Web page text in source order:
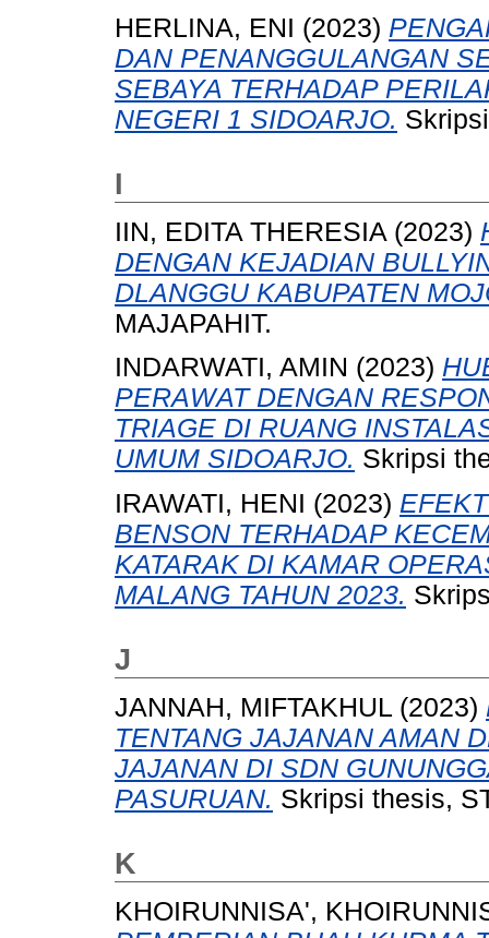
HERLINA, ENI (2023)
DAN PENANGGULANGAN
SEBAYA TERHADAP
NEGERI 1 SIDOARJO.
I
IIN, EDITA THERESIA (2023)
DENGAN KEJADIAN
DLANGGU KABUPATEN
MAJAPAHIT.
INDARWATI, AMIN (2023)
PERAWAT DENGAN
TRIAGE DI RUANG
UMUM SIDOARJO. Skripsi
IRAWATI, HENI (2023)
BENSON TERHADAP
KATARAK DI KAMAR
MALANG TAHUN 2023.
J
JANNAH, MIFTAKHUL (2023)
TENTANG JAJANAN AMAN
JAJANAN DI SDN
PASURUAN. Skripsi thesis,
K
KHOIRUNNISA',